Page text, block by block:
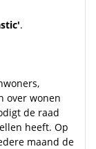
.
over wonen
de raad
heeft. Op
maand de